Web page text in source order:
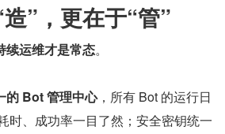
”，更在于“管”
续运维才是常态。
的 Bot 管理中心，所有 Bot 的运行日
时、成功率一目了然；安全密钥统一